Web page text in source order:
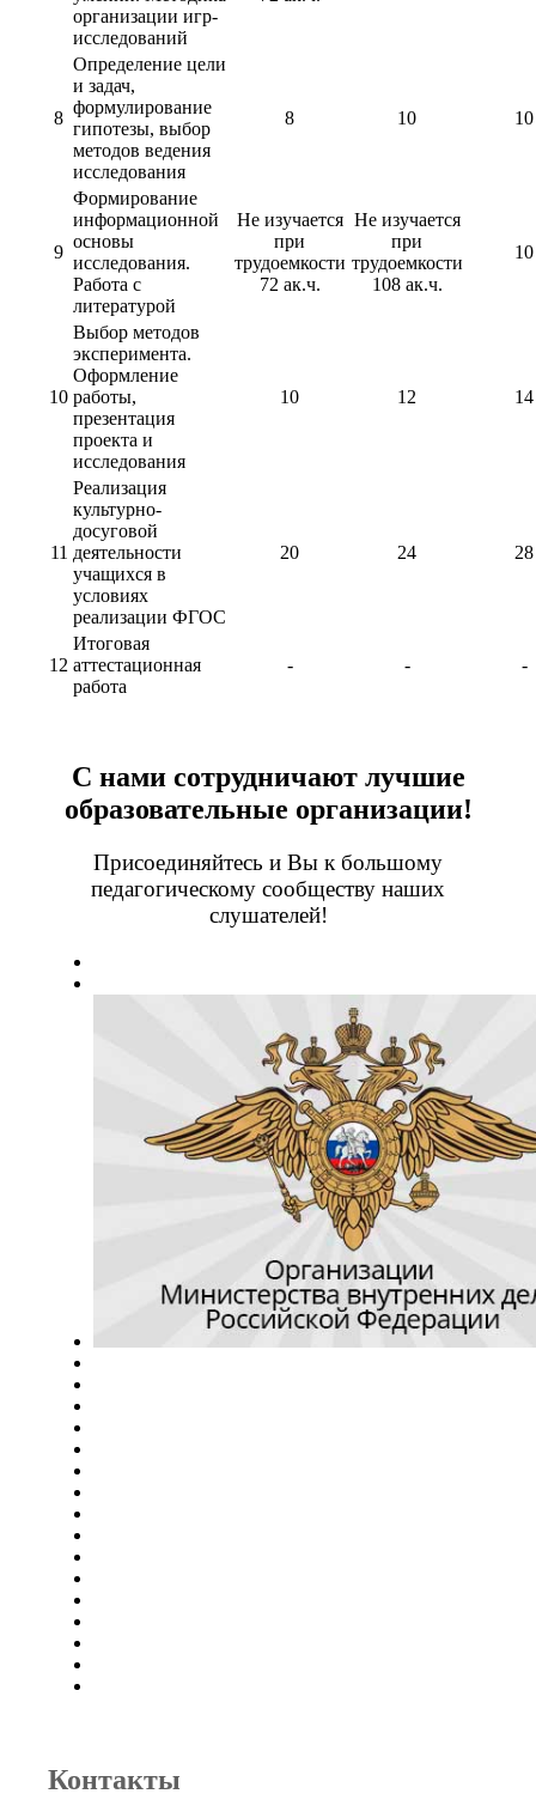
организации игр-
исследований
8
Определение цели
и задач,
формулирование
гипотезы, выбор
методов ведения
исследования
8 10 10
9
Формирование
информационной
основы
исследования.
Работа с
литературой
Не изучается
при
трудоемкости
72 ак.ч.
Не изучается
при
трудоемкости
108 ак.ч.
10
10
Выбор методов
эксперимента.
Оформление
работы,
презентация
проекта и
исследования
10 12 14
11
Реализация
культурно-
досуговой
деятельности
учащихся в
условиях
реализации ФГОС
20 24 28
12
Итоговая
аттестационная
работа
- - -
С нами сотрудничают лучшие
образовательные организации!
Присоединяйтесь и Вы к большому
педагогическому сообществу наших
слушателей!
Контакты